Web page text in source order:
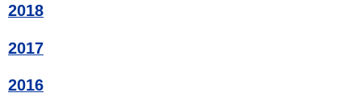
2018
2017
2016